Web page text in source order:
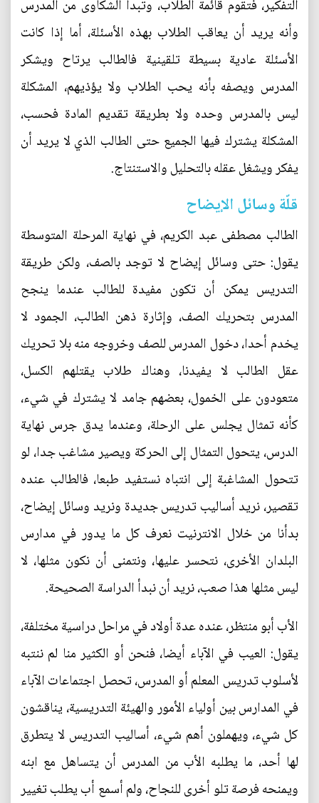
التفكير، فتقوم قائمة الطلاب، وتبدأ الشكاوى من المدرس
وأنه يريد أن يعاقب الطلاب بهذه الأسئلة، أما إذا كانت
الأسئلة عادية بسيطة تلقينية فالطالب يرتاح ويشكر
المدرس ويصفه بأنه يحب الطلاب ولا يؤذيهم، المشكلة
ليس بالمدرس وحده ولا بطريقة تقديم المادة فحسب،
المشكلة يشترك فيها الجميع حتى الطالب الذي لا يريد أن
يفكر ويشغل عقله بالتحليل والاستنتاج.
قلّة وسائل الإيضاح
الطالب مصطفى عبد الكريم، في نهاية المرحلة المتوسطة
يقول: حتى وسائل إيضاح لا توجد بالصف، ولكن طريقة
التدريس يمكن أن تكون مفيدة للطالب عندما ينجح
المدرس بتحريك الصف، وإثارة ذهن الطالب، الجمود لا
يخدم أحدا، دخول المدرس للصف وخروجه منه بلا تحريك
عقل الطالب لا يفيدنا، وهناك طلاب يقتلهم الكسل،
متعودون على الخمول، بعضهم جامد لا يشترك في شيء،
كأنه تمثال يجلس على الرحلة، وعندما يدق جرس نهاية
الدرس، يتحول التمثال إلى الحركة ويصير مشاغب جدا، لو
تتحول المشاغبة إلى انتباه نستفيد طبعا، فالطالب عنده
تقصير، نريد أساليب تدريس جديدة ونريد وسائل إيضاح،
بدأنا من خلال الانترنيت نعرف كل ما يدور في مدارس
البلدان الأخرى، نتحسر عليها، ونتمنى أن نكون مثلها، لا
ليس مثلها هذا صعب، نريد أن نبدأ الدراسة الصحيحة.
الأب أبو منتظر، عنده عدة أولاد في مراحل دراسية مختلفة،
يقول: العيب في الآباء أيضا، فنحن أو الكثير منا لم ننتبه
لأسلوب تدريس المعلم أو المدرس، تحصل اجتماعات الآباء
في المدارس بين أولياء الأمور والهيئة التدريسية، يناقشون
كل شيء، ويهملون أهم شيء، أساليب التدريس لا يتطرق
لها أحد، ما يطلبه الأب من المدرس أن يتساهل مع ابنه
ويمنحه فرصة تلو أخرى للنجاح، ولم أسمع أب يطلب تغيير